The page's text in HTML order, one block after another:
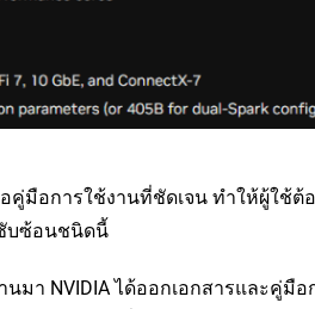
อการใช้งานที่ชัดเจน ทำให้ผู้ใช้ต้
ซับซ้อนชนิดนี้
า NVIDIA ได้ออกเอกสารและคู่มื